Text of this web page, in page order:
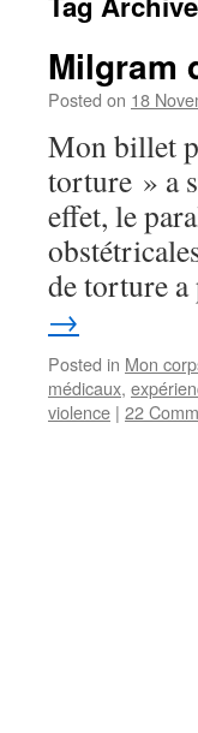
Milgram
Posted on 18
Mon billet
torture » a
effet, le
de torture
→
Posted in Mon
médicaux,
violence | 22